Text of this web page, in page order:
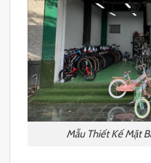
Mẫu Thiết Kế Mặt